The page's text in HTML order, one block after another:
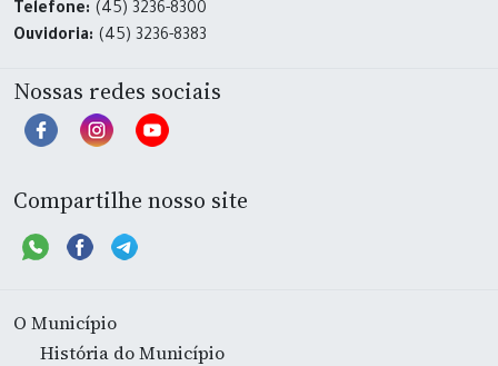
Telefone: (45) 3236-8300
Ouvidoria: (45) 3236-8383
Nossas redes sociais
Compartilhe nosso site
O Município
História do Município